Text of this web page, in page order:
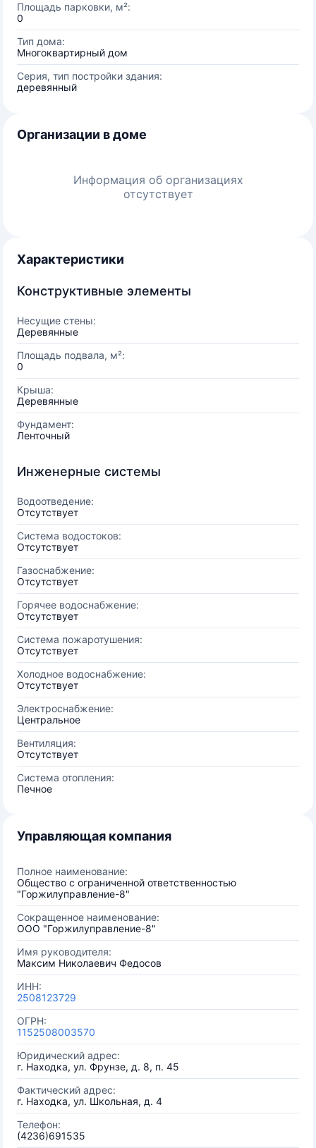
Площадь парковки, м²:
0
Тип дома:
Многоквартирный дом
Серия, тип постройки здания:
деревянный
Организации в доме
Информация об организациях
отсутствует
Характеристики
Конструктивные элементы
Несущие стены:
Деревянные
Площадь подвала, м²:
0
Крыша:
Деревянные
Фундамент:
Ленточный
Инженерные системы
Водоотведение:
Отсутствует
Система водостоков:
Отсутствует
Газоснабжение:
Отсутствует
Горячее водоснабжение:
Отсутствует
Система пожаротушения:
Отсутствует
Холодное водоснабжение:
Отсутствует
Электроснабжение:
Центральное
Вентиляция:
Отсутствует
Система отопления:
Печное
Управляющая компания
Полное наименование:
Общество с ограниченной ответственностью
"Горжилуправление-8"
Сокращенное наименование:
ООО "Горжилуправление-8"
Имя руководителя:
Максим Николаевич Федосов
ИНН:
2508123729
ОГРН:
1152508003570
Юридический адрес:
г. Находка, ул. Фрунзе, д. 8, п. 45
Фактический адрес:
г. Находка, ул. Школьная, д. 4
Телефон:
(4236)691535